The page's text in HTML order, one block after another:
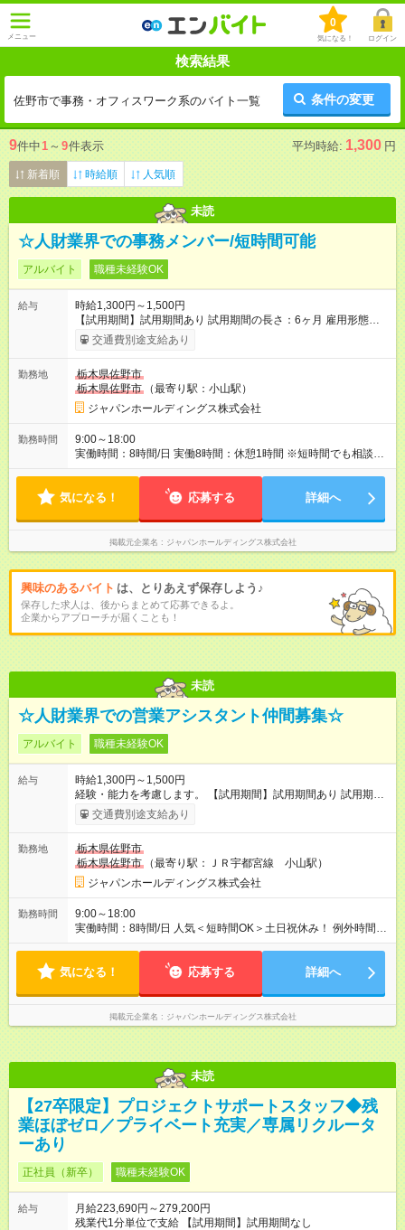
メニュー
0
気になる！ ログイン
検索結果
佐野市で事務・オフィスワーク系のバイト一覧 条件の変更
9件中1 ～ 9件表示 平均時給: 1,300 円
新着順 時給順 人気順
未読
☆人財業界での事務メンバー/短時間可能
アルバイト 職種未経験OK
給与
時給1,300円～1,500円
【試用期間】試用期間あり 試用期間の長さ：6ヶ月 雇用形態、
給与は本採用時と同じです。
交通費別途支給あり
勤務地
栃木県佐野市
栃木県佐野市
（最寄り駅：小山駅）
ジャパンホールディングス株式会社
勤務時間
9:00～18:00
実働時間：8時間/日 実働8時間：休憩1時間 ※短時間でも相談可
能 例(1) 10:00～15:00 例(2) 12:00～17:00
気になる！ 応募する 詳細へ
掲載元企業名 ジャパンホールディングス株式会社
興味のあるバイト は、とりあえず保存しよう♪
保存した求人は、後からまとめて応募できるよ。
企業からアプローチが届くことも！
未読
☆人財業界での営業アシスタント仲間募集☆
アルバイト 職種未経験OK
給与
時給1,300円～1,500円
経験・能力を考慮します。 【試用期間】試用期間あり 試用期間
の長さ：6ヶ月 ※ 雇用形態と給与に、本採用時と異なる部分があ
ります。 雇用形態：中途採用（契約社員） 給与：本採用時と同
交通費別途支給あり
勤務地
栃木県佐野市
栃木県佐野市
（最寄り駅：ＪＲ宇都宮線 小山駅）
ジャパンホールディングス株式会社
勤務時間
9:00～18:00
実働時間：8時間/日 人気＜短時間OK＞土日祝休み！ 例外時間は
応相談。
気になる！ 応募する 詳細へ
掲載元企業名 ジャパンホールディングス株式会社
未読
【27卒限定】プロジェクトサポートスタッフ◆残
業ほぼゼロ／プライベート充実／専属リクルータ
ーあり
正社員（新卒） 職種未経験OK
給与
月給223,690円～279,200円
残業代1分単位で支給 【試用期間】試用期間なし